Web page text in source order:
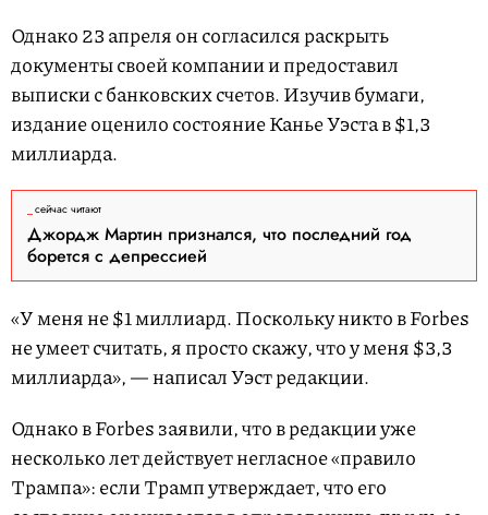
Однако 23 апреля он согласился раскрыть
документы своей компании и предоставил
выписки с банковских счетов. Изучив бумаги,
издание оценило состояние Канье Уэста в $1,3
миллиарда.
сейчас читают
Джордж Мартин признался, что последний год
борется с депрессией
«У меня не $1 миллиард. Поскольку никто в Forbes
не умеет считать, я просто скажу, что у меня $3,3
миллиарда», — написал Уэст редакции.
Однако в Forbes заявили, что в редакции уже
несколько лет действует негласное «правило
Трампа»: если Трамп утверждает, что его